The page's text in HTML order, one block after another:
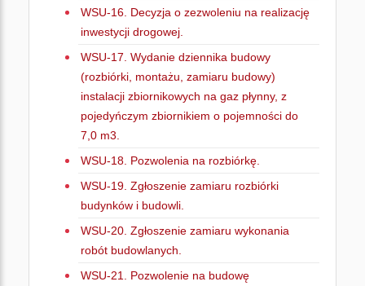
WSU-16. Decyzja o zezwoleniu na realizację
inwestycji drogowej.
WSU-17. Wydanie dziennika budowy
(rozbiórki, montażu, zamiaru budowy)
instalacji zbiornikowych na gaz płynny, z
pojedyńczym zbiornikiem o pojemności do
7,0 m3.
WSU-18. Pozwolenia na rozbiórkę.
WSU-19. Zgłoszenie zamiaru rozbiórki
budynków i budowli.
WSU-20. Zgłoszenie zamiaru wykonania
robót budowlanych.
WSU-21. Pozwolenie na budowę